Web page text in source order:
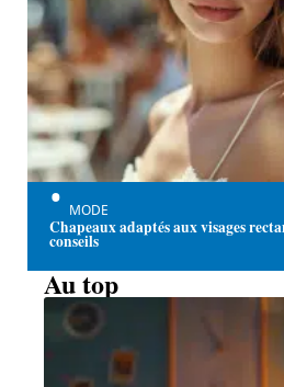
MODE
Chapeaux adaptés aux visages
conseils
Au top